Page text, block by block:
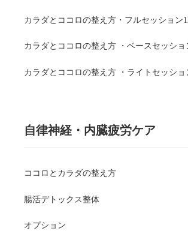
カラダとココロの整え方・フルセッション
カラダとココロの整え方 ・ベースセッショ
カラダとココロの整え方 ・ライトセッショ
自律神経・内臓疲労ケア
ココロとカラダの整え方
腸活デトックス整体
オプション